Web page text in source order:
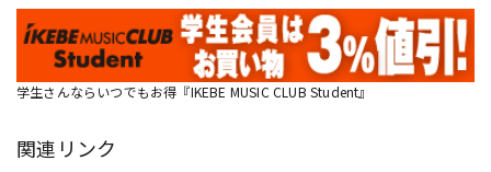
学生さんならいつでもお得『IKEBE MUSIC CLUB Student』
関連リンク